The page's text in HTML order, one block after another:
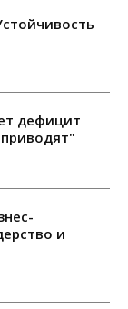
дефицит
и